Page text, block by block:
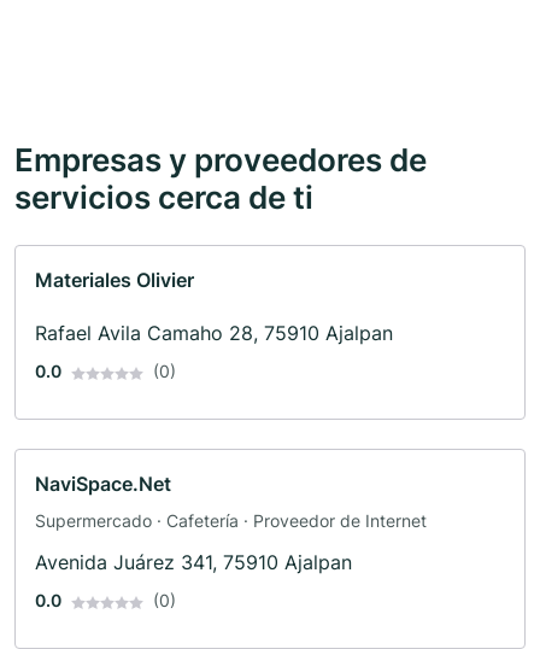
Empresas y proveedores de
servicios cerca de ti
Materiales Olivier
Rafael Avila Camaho 28, 75910 Ajalpan
0.0 (0)
NaviSpace.Net
Supermercado · Cafetería · Proveedor de Internet
Avenida Juárez 341, 75910 Ajalpan
0.0 (0)